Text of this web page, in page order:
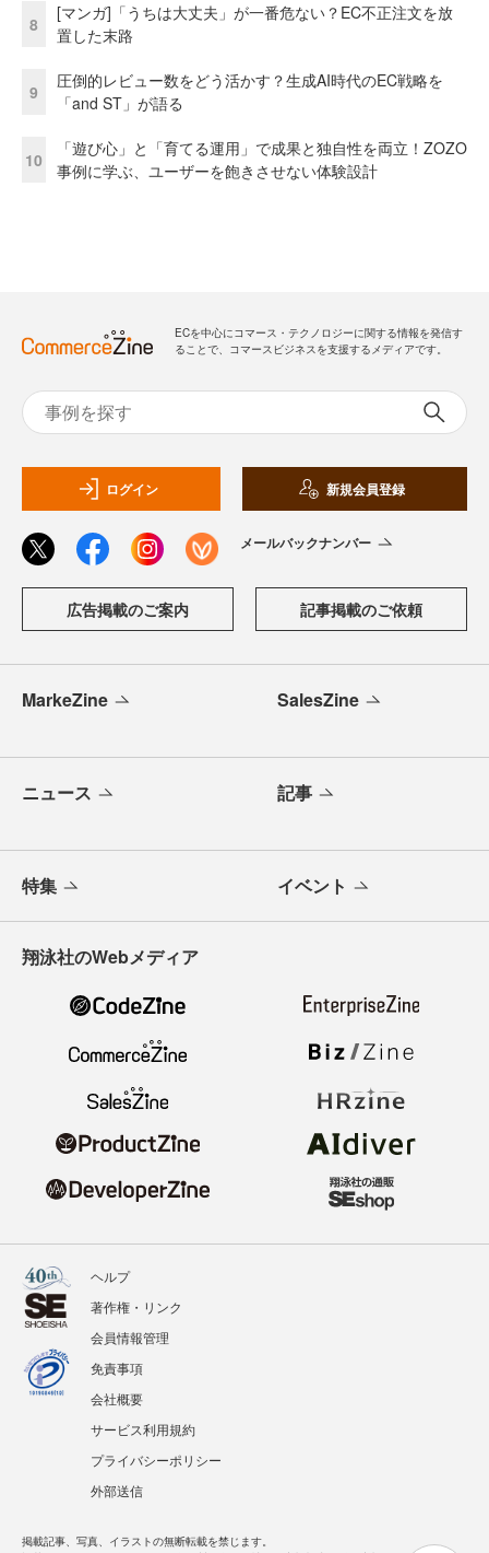
8
[マンガ]「うちは大丈夫」が一番危ない？EC不正注文を放
置した末路
9
圧倒的レビュー数をどう活かす？生成AI時代のEC戦略を
「and ST」が語る
10
「遊び心」と「育てる運用」で成果と独自性を両立！ZOZO
事例に学ぶ、ユーザーを飽きさせない体験設計
ECを中心にコマース・テクノロジーに関する情報を発信す
ることで、コマースビジネスを支援するメディアです。
ログイン 新規会員登録
メールバックナンバー
広告掲載のご案内 記事掲載のご依頼
MarkeZine SalesZine
ニュース 記事
特集 イベント
翔泳社のWebメディア
ヘルプ
著作権・リンク
会員情報管理
免責事項
会社概要
サービス利用規約
プライバシーポリシー
外部送信
掲載記事、写真、イラストの無断転載を禁じます。